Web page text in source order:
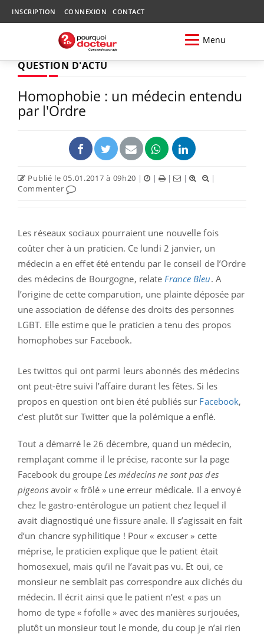
INSCRIPTION CONNEXION CONTACT
Menu
QUESTION D'ACTU
Homophobie : un médecin entendu
par l'Ordre
Publié le 05.01.2017 à 09h20 | | | |
|
Commenter
Les réseaux sociaux pourraient une nouvelle fois
coûter cher à un praticien. Ce lundi 2 janvier, un
médecin a en effet été entendu par le conseil de l’Ordre
des médecins de Bourgogne, relate France Bleu. A
l’origine de cette comparution, une plainte déposée par
une association de défense des droits des personnes
LGBT. Elle estime que le praticien a tenu des propos
homophobes sur Facebook.
Les twittos qui ont parmi leurs abonnés des médecins
ont peut-être suivi l’affaire durant les fêtes. Si les
propos en question ont bien été publiés sur Facebook,
c’est plutôt sur Twitter que la polémique a enflé.
Tout a démarré le 26 décembre, quand un médecin,
remplaçant comme il le précise, raconte sur la page
Facebook du groupe Les médecins ne sont pas des
pigeonsavoir « frôlé » une erreur médicale. Il a envoyé
chez le gastro-entérologue un patient chez lequel il
avait diagnostiqué une fissure anale. Il s’agissait en fait
d’un chancre syphilitique ! Pour « excuser » cette
méprise, le praticien explique que le patient était
homosexuel, mais qu’il ne l’avait pas vu. Et oui, ce
monsieur ne semblait pas correspondre aux clichés du
médecin. Il écrit ainsi que le patient n’est « pas un
homo de type « fofolle » avec des manières surjouées,
plutôt un monsieur tout le monde, du coup je n’ai rien